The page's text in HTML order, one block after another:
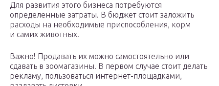
Для развития этого бизнеса потребуются
определенные затраты. В бюджет стоит заложить
расходы на необходимые приспособления, корм
и самих животных.
Важно! Продавать их можно самостоятельно или
сдавать в зоомагазины. В первом случае стоит делать
рекламу, пользоваться интернет-площадками,